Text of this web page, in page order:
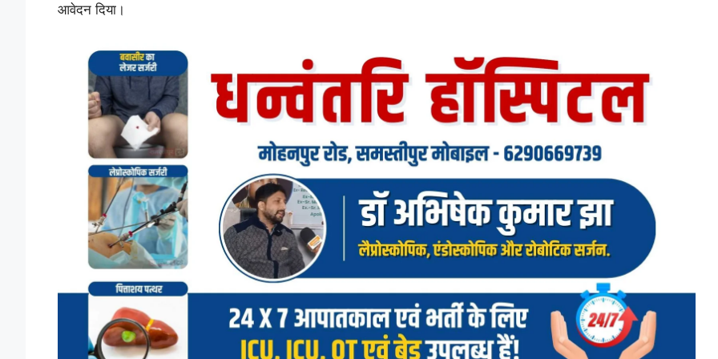
आवेदन दिया।